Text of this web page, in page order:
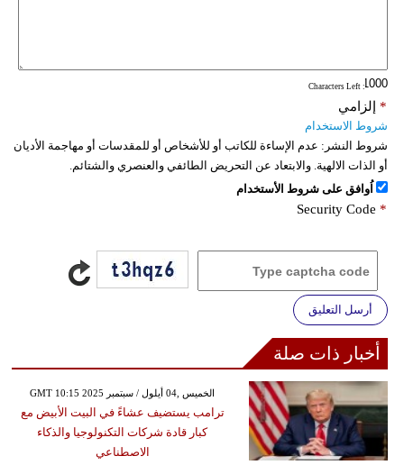
: Characters Left
إلزامي *
شروط الاستخدام
شروط النشر: عدم الإساءة للكاتب أو للأشخاص أو للمقدسات أو مهاجمة الأديان
أو الذات الالهية. والابتعاد عن التحريض الطائفي والعنصري والشتائم.
اُوافق على شروط الأستخدام
Security Code *
أرسل التعليق
أخبار ذات صلة
GMT 10:15 2025 الخميس ,04 أيلول / سبتمبر
ترامب يستضيف عشاءً في البيت الأبيض مع
كبار قادة شركات التكنولوجيا والذكاء
الاصطناعي